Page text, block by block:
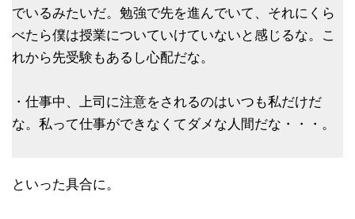
でいるみたいだ。勉強で先を進んでいて、それにくら
べたら僕は授業についていけていないと感じるな。こ
れから先受験もあるし心配だな。
・仕事中、上司に注意をされるのはいつも私だけだ
な。私って仕事ができなくてダメな人間だな・・・。
といった具合に。